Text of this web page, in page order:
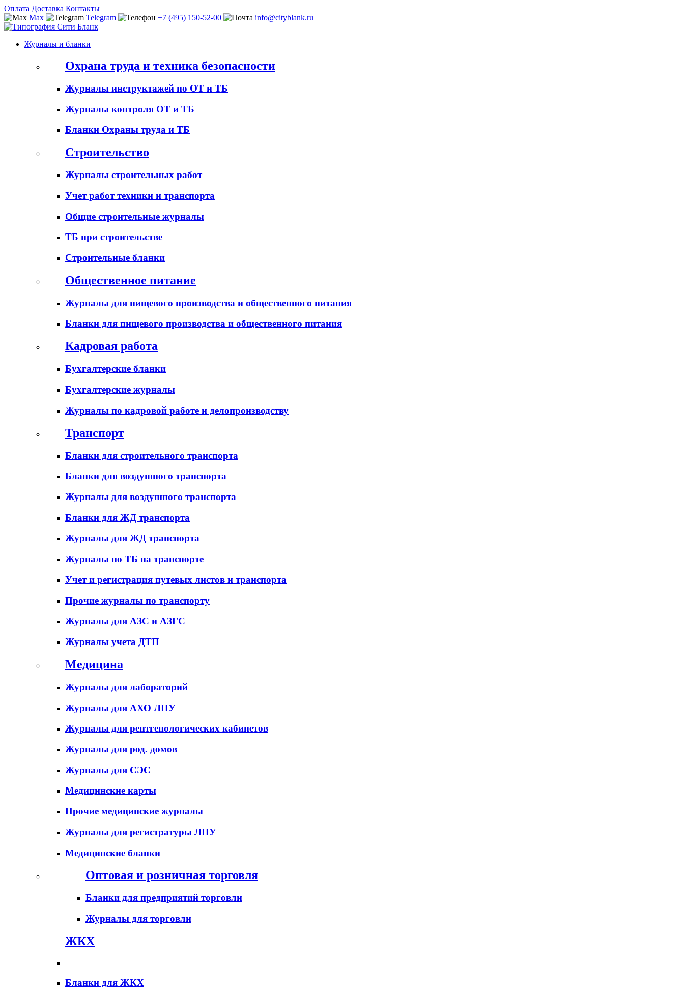
Оплата Доставка Контакты
Max
Telegram +7 (495) 150-52-00 info@cityblank.ru
Журналы и бланки
Охрана труда и техника безопасности
Журналы инструктажей по ОТ и ТБ
Журналы контроля ОТ и ТБ
Бланки Охраны труда и ТБ
Строительство
Журналы строительных работ
Учет работ техники и транспорта
Общие строительные журналы
ТБ при строительстве
Строительные бланки
Общественное питание
Журналы для пищевого производства и общественного питания
Бланки для пищевого производства и общественного питания
Кадровая работа
Бухгалтерские бланки
Бухгалтерские журналы
Журналы по кадровой работе и делопроизводству
Транспорт
Бланки для строительного транспорта
Бланки для воздушного транспорта
Журналы для воздушного транспорта
Бланки для ЖД транспорта
Журналы для ЖД транспорта
Журналы по ТБ на транспорте
Учет и регистрация путевых листов и транспорта
Прочие журналы по транспорту
Журналы для АЗС и АЗГС
Журналы учета ДТП
Медицина
Журналы для лабораторий
Журналы для АХО ЛПУ
Журналы для рентгенологических кабинетов
Журналы для род. домов
Журналы для СЭС
Медицинские карты
Прочие медицинские журналы
Журналы для регистратуры ЛПУ
Медицинские бланки
Оптовая и розничная торговля
Бланки для предприятий торговли
Журналы для торговли
ЖКХ
Бланки для ЖКХ